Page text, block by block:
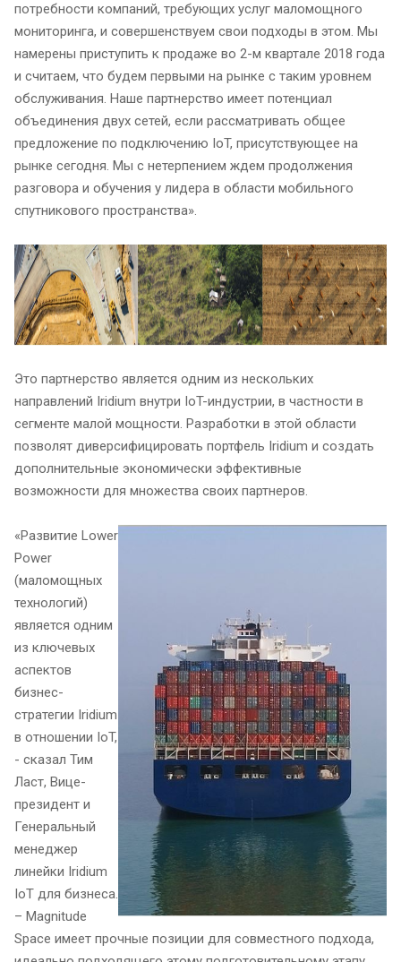
потребности компаний, требующих услуг маломощного
мониторинга, и совершенствуем свои подходы в этом. Мы
намерены приступить к продаже во 2-м квартале 2018 года
и считаем, что будем первыми на рынке с таким уровнем
обслуживания. Наше партнерство имеет потенциал
объединения двух сетей, если рассматривать общее
предложение по подключению IoT, присутствующее на
рынке сегодня. Мы с нетерпением ждем продолжения
разговора и обучения у лидера в области мобильного
спутникового пространства».
Это партнерство является одним из нескольких
направлений Iridium внутри IoT-индустрии, в частности в
сегменте малой мощности. Разработки в этой области
позволят диверсифицировать портфель Iridium и создать
дополнительные экономически эффективные
возможности для множества своих партнеров.
«Развитие Lower
Power
(маломощных
технологий)
является одним
из ключевых
аспектов
бизнес-
стратегии Iridium
в отношении IoT,
- сказал Тим
Ласт, Вице-
президент и
Генеральный
менеджер
линейки Iridium
IoT для бизнеса.
– Magnitude
Space имеет прочные позиции для совместного подхода,